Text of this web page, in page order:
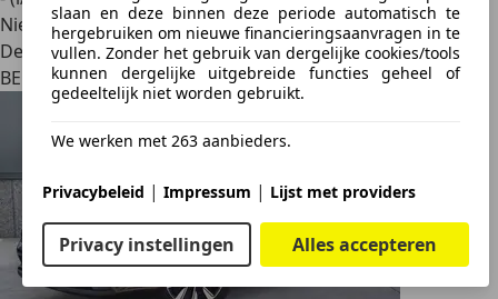
slaan en deze binnen deze periode automatisch te
hergebruiken om nieuwe financieringsaanvragen in te
vullen. Zonder het gebruik van dergelijke cookies/tools
kunnen dergelijke uitgebreide functies geheel of
gedeeltelijk niet worden gebruikt.
We werken met 263 aanbieders.
Privacybeleid | Impressum | Lijst met providers
Privacy instellingen Alles accepteren
Nieuw
Dealer
BE 6140